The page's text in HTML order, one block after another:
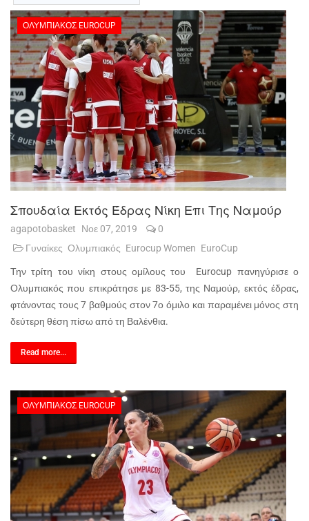
ΟΛΥΜΠΙΑΚΌΣ EUROCUP
Σπουδαία Εκτός Έδρας Νίκη Επι Της Ναμούρ
agapotobasket Νοε 07, 2019
0
Γυναίκες Ολυμπιακός Eurocup Women EuroCup
Την τρίτη του νίκη στους ομίλους του Eurocup πανηγύρισε ο
Ολυμπιακός που επικράτησε με 83-55, της Ναμούρ, εκτός έδρας,
φτάνοντας τους 7 βαθμούς στον 7ο όμιλο και παραμένει μόνος στη
δεύτερη θέση πίσω από τη Βαλένθια.
Read more...
ΟΛΥΜΠΙΑΚΌΣ EUROCUP